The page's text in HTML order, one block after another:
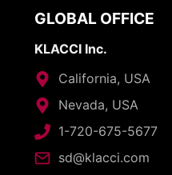
GLOBAL OFFICE
KLACCI Inc.
California, USA
Nevada, USA
1-720-675-5677
sd@klacci.com